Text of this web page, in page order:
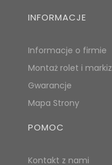
INFORMACJE
Informacje o firmie
Montaż rolet i markiz
Gwarancje
Mapa Strony
POMOC
Kontakt z nami